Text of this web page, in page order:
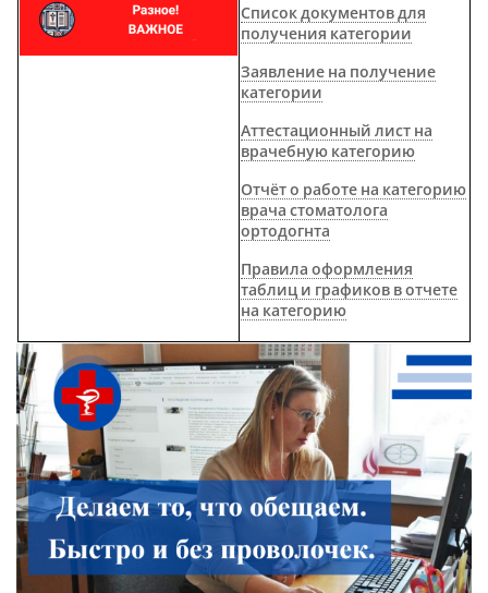
Список документов для
получения категории
Заявление на получение
категории
Аттестационный лист на
врачебную категорию
Отчёт о работе на категорию
врача стоматолога
ортодогнта
Правила оформления
таблиц и графиков в отчете
на категорию